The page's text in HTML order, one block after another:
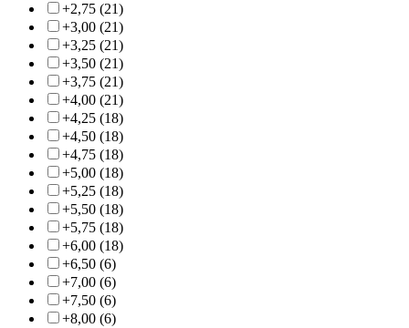
+2,75 (21)
+3,00 (21)
+3,25 (21)
+3,50 (21)
+3,75 (21)
+4,00 (21)
+4,25 (18)
+4,50 (18)
+4,75 (18)
+5,00 (18)
+5,25 (18)
+5,50 (18)
+5,75 (18)
+6,00 (18)
+6,50 (6)
+7,00 (6)
+7,50 (6)
+8,00 (6)